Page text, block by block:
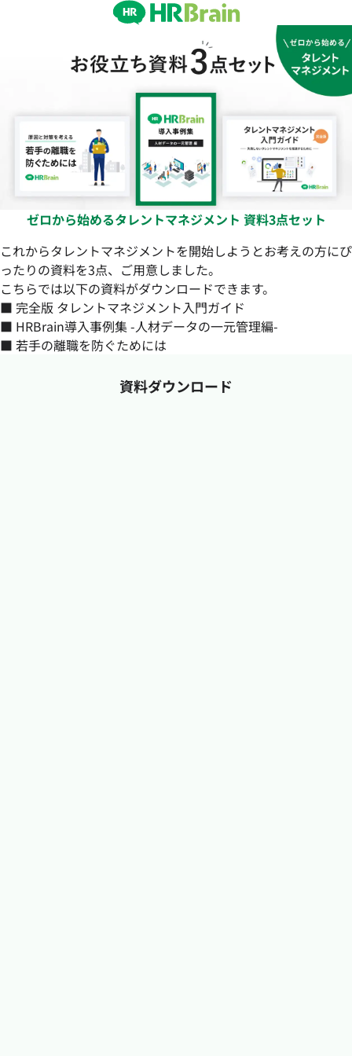
ゼロから始めるタレントマネジメント 資料3点セット
これからタレントマネジメントを開始しようとお考えの方にぴ
ったりの資料を3点、ご用意しました。
こちらでは以下の資料がダウンロードできます。
■ 完全版 タレントマネジメント入門ガイド
■ HRBrain導入事例集 -人材データの一元管理編-
■ 若手の離職を防ぐためには
資料ダウンロード